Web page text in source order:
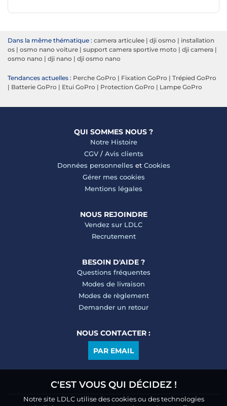
Dans la même thématique : camera articulee | dji osmo | installation
os | osmo nano voiture | support camera sportive moto | dji camera |
osmo nano | dji nano | dji osmo nano
Tendances actuelles : Perche GoPro | Fixation GoPro | Trépied GoPro
| Batterie GoPro | Etui GoPro | Protection GoPro | Lampe GoPro
QUI SOMMES NOUS ?
Notre Histoire
CGV/ Avis clients
Données personnelles et Cookies
Gérer mes cookies
Mentions légales
NOUS REJOINDRE
Vendez sur LDLC
Recrutement
BESOIN D'AIDE ?
Questions fréquentes
Modes de livraison
Modes de règlement
Demander un retour
NOUS CONTACTER :
PAR EMAIL
C'EST VOUS QUI DÉCIDEZ !
Notre site LDLC utilise des cookies ou des technologies